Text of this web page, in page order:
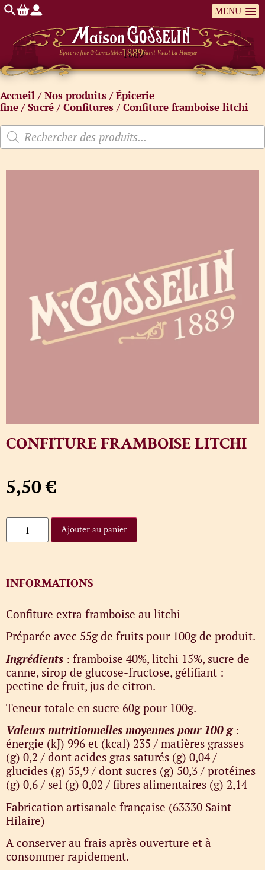
MENU
Épicerie fine & Comestibles Saint-Vaast-La-Hougue
Accueil /Nos produits /Épicerie
fine /Sucré /Confitures / Confiture framboise litchi
CONFITURE FRAMBOISE LITCHI
5,50€
Ajouter au panier
INFORMATIONS
Confiture extra framboise au litchi
Préparée avec 55g de fruits pour 100g de produit.
Ingrédients : framboise 40%, litchi 15%, sucre de
canne, sirop de glucose-fructose, gélifiant :
pectine de fruit, jus de citron.
Teneur totale en sucre 60g pour 100g.
Valeurs nutritionnelles moyennes pour 100 g:
énergie (kJ) 996 et (kcal) 235 / matières grasses
(g) 0,2 / dont acides gras saturés (g) 0,04 /
glucides (g) 55,9 / dont sucres (g) 50,3 / protéines
(g) 0,6 / sel (g) 0,02 / fibres alimentaires (g) 2,14
Fabrication artisanale française (63330 Saint
Hilaire)
A conserver au frais après ouverture et à
consommer rapidement.